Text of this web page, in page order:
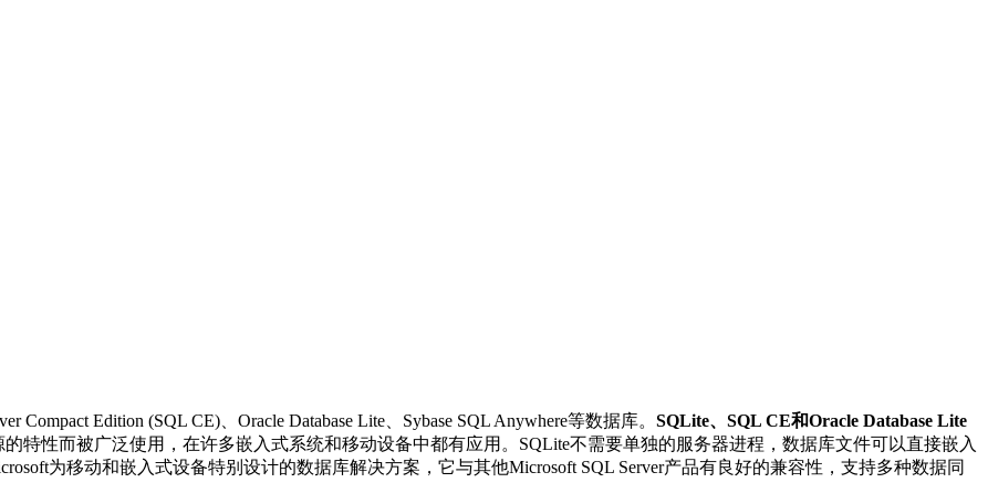
Edition (SQL CE)、Oracle Database Lite、Sybase SQL Anywhere等数据库。 SQLite、SQL CE和Oracle Database Lite
特性而被广泛使用，在许多嵌入式系统和移动设备中都有应用。SQLite不需要单独的服务器进程，数据库文件可以直接嵌入
为移动和嵌入式设备特别设计的数据库解决方案，它与其他Microsoft SQL Server产品有良好的兼容性，支持多种数据同